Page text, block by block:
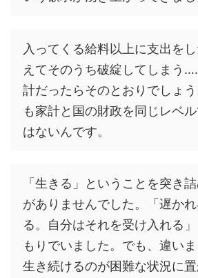
入ってくる給料以上に支出を
えてそのうち破綻してしまう
計だったらそのとおりでしょ
も家計と国の財政を同じレベ
はないんです。
「生きる」ということを突き
がありませんでした。「遅か
る。自分はそれを受け入れる
もりでいました。でも、違いま
生き続けるのが困難な状況に